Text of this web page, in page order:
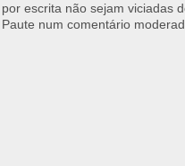
por escrita não sejam viciadas
Paute num comentário